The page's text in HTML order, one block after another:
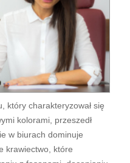
który charakteryzował się
kolorami, przeszedł
w biurach dominuje
krawiectwo, które